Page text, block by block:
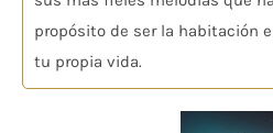
propósito de ser la habitación
tu propia vida.